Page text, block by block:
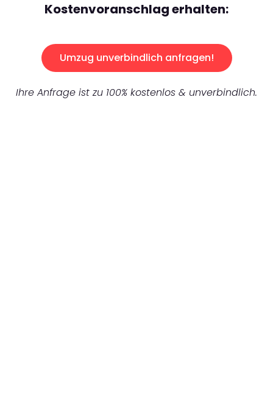
Kostenvoranschlag erhalten:
Umzug unverbindlich anfragen!
Ihre Anfrage ist zu 100% kostenlos & unverbindlich.